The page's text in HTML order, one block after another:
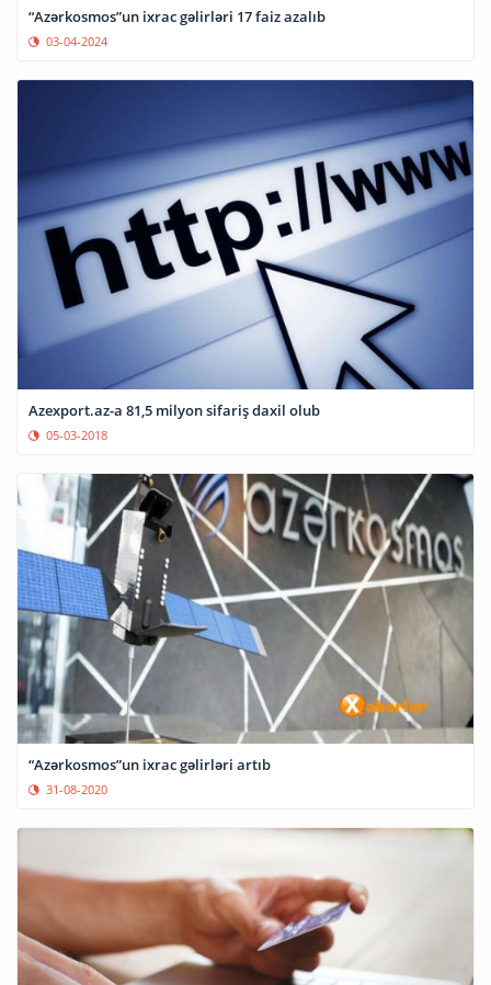
“Azərkosmos”un ixrac gəlirləri 17 faiz azalıb
03-04-2024
Azexport.az-a 81,5 milyon sifariş daxil olub
05-03-2018
“Azərkosmos”un ixrac gəlirləri artıb
31-08-2020